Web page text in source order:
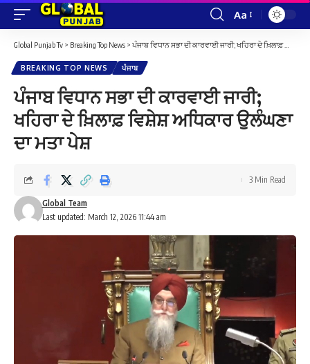
Font
Resizer
Aa
Global Punjab Tv > Breaking Top News > ਪੰਜਾਬ ਵਿਧਾਨ ਸਭਾ ਦੀ ਕਾਰਵਾਈ ਜਾਰੀ; ਖਹਿਰਾ ਦੇ ਖ਼ਿਲਾਫ਼ ਵਿਸ਼ੇਸ਼ ਅਧਿਕਾਰ ਉਲੰਘਣਾ ਦਾ ਮਤਾ ਪੇਸ਼
BREAKING TOP NEWS ਪੰਜਾਬ
ਪੰਜਾਬ ਵਿਧਾਨ ਸਭਾ ਦੀ ਕਾਰਵਾਈ ਜਾਰੀ;
ਖਹਿਰਾ ਦੇ ਖ਼ਿਲਾਫ਼ ਵਿਸ਼ੇਸ਼ ਅਧਿਕਾਰ ਉਲੰਘਣਾ
ਦਾ ਮਤਾ ਪੇਸ਼
Last updated: March 12, 2026 11:44 am
Global Team
3 Min Read